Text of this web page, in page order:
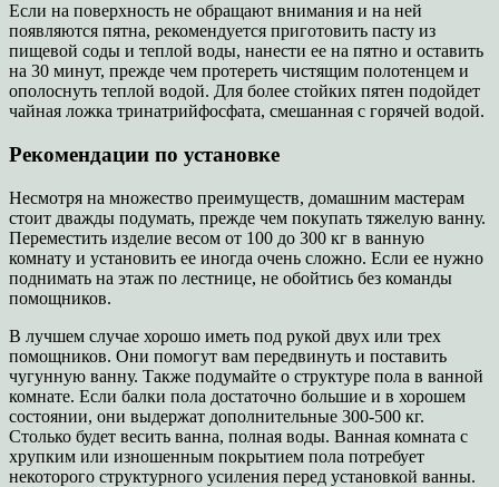
Если на поверхность не обращают внимания и на ней
появляются пятна, рекомендуется приготовить пасту из
пищевой соды и теплой воды, нанести ее на пятно и оставить
на 30 минут, прежде чем протереть чистящим полотенцем и
ополоснуть теплой водой. Для более стойких пятен подойдет
чайная ложка тринатрийфосфата, смешанная с горячей водой.
Рекомендации по установке
Несмотря на множество преимуществ, домашним мастерам
стоит дважды подумать, прежде чем покупать тяжелую ванну.
Переместить изделие весом от 100 до 300 кг в ванную
комнату и установить ее иногда очень сложно. Если ее нужно
поднимать на этаж по лестнице, не обойтись без команды
помощников.
В лучшем случае хорошо иметь под рукой двух или трех
помощников. Они помогут вам передвинуть и поставить
чугунную ванну. Также подумайте о структуре пола в ванной
комнате. Если балки пола достаточно большие и в хорошем
состоянии, они выдержат дополнительные 300-500 кг.
Столько будет весить ванна, полная воды. Ванная комната с
хрупким или изношенным покрытием пола потребует
некоторого структурного усиления перед установкой ванны.